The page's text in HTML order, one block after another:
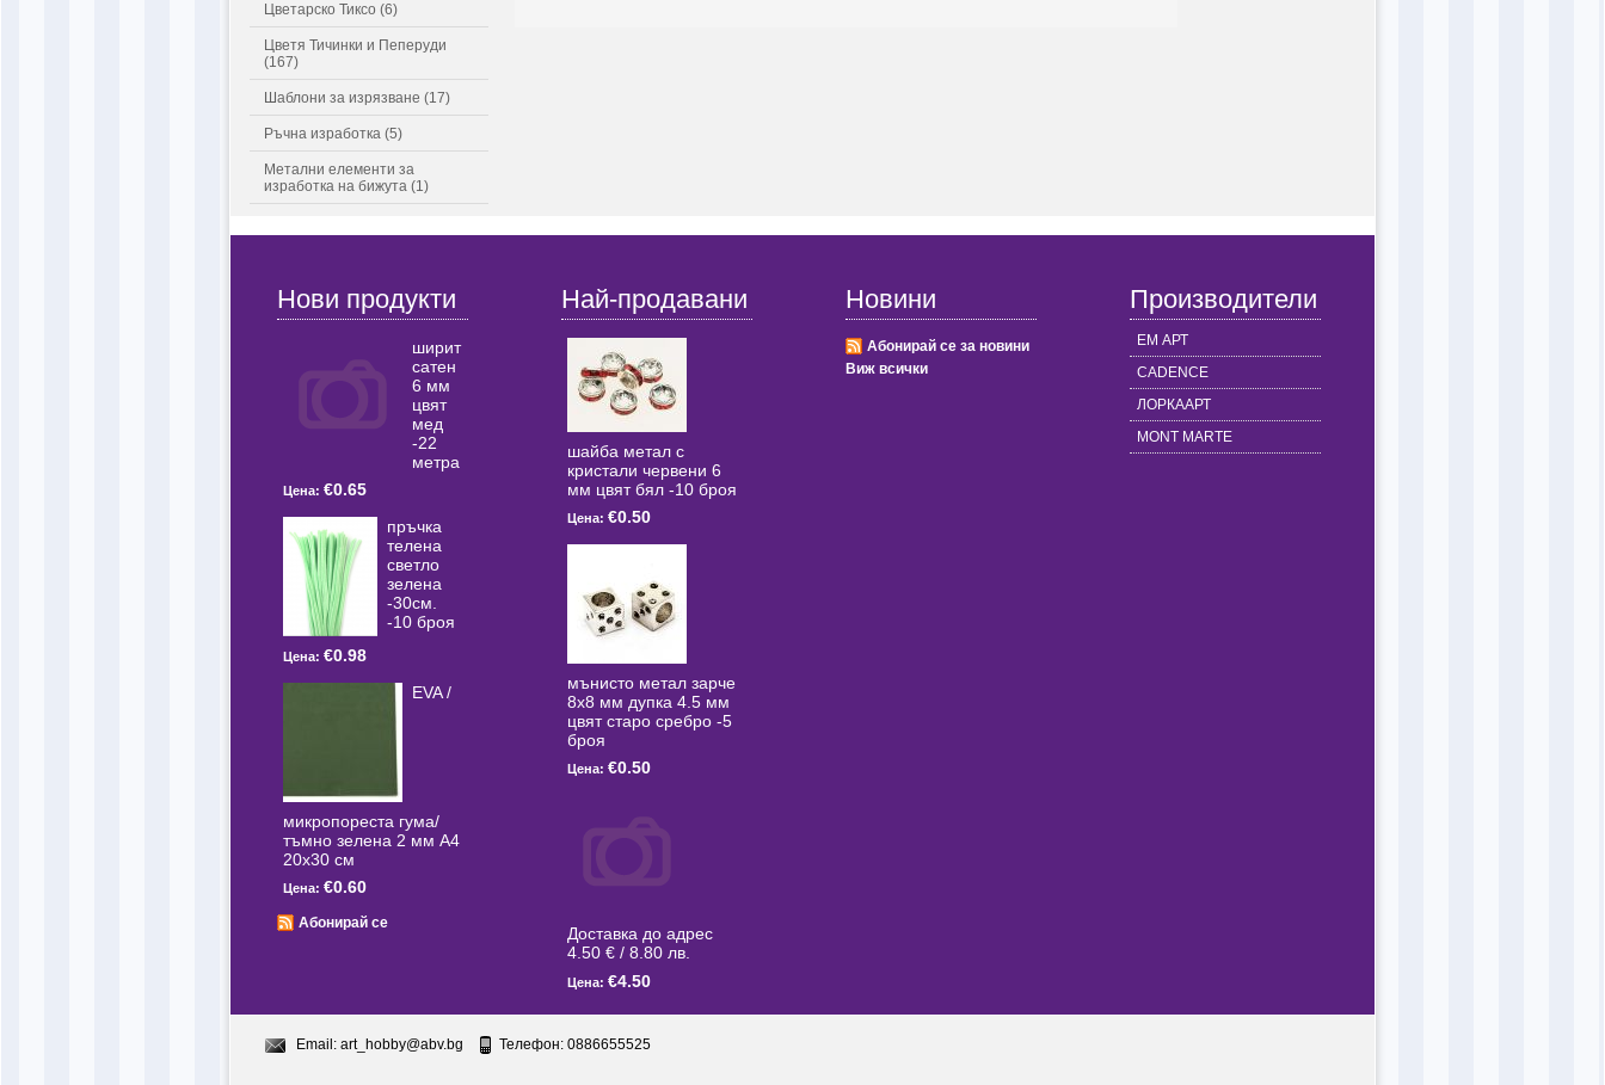
Цветарско Тиксо (6)
Цветя Тичинки и Пеперуди
(167)
Шаблони за изрязване (17)
Ръчна изработка (5)
Метални елементи за
изработка на бижута (1)
Нови продукти
ширит
сатен
6 мм
цвят
мед
-22
метра
Цена: €0.65
пръчка
телена
светлo
зелена
-30см.
-10 броя
Цена: €0.98
EVA /
микропореста гума/
тъмно зелена 2 мм А4
20x30 см
Цена: €0.60
Абонирай се
Най-продавани
шайба метал с
кристали червени 6
мм цвят бял -10 броя
Цена: €0.50
мънисто метал зарче
8x8 мм дупка 4.5 мм
цвят старо сребро -5
броя
Цена: €0.50
Доставка до адрес
4.50 € / 8.80 лв.
Цена: €4.50
Новини
Абонирай се за новини
Виж всички
Производители
ЕМ АРТ
CADENCE
ЛОРКААРТ
MONT MARTE
Email: art_hobby@abv.bg Телефон: 0886655525